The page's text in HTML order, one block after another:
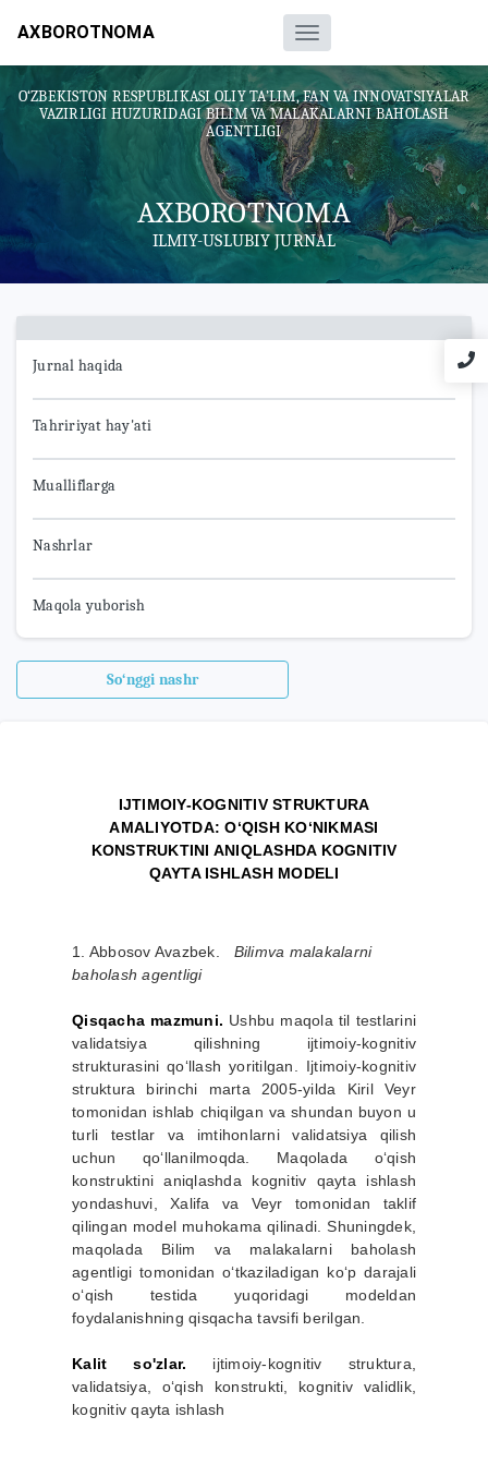
AXBOROTNOMA
O‘ZBEKISTON RESPUBLIKASI OLIY TA’LIM, FAN VA INNOVATSIYALAR
VAZIRLIGI HUZURIDAGI BILIM VA MALAKALARNI BAHOLASH
AGENTLIGI
AXBOROTNOMA
ILMIY-USLUBIY JURNAL
Jurnal haqida
Tahririyat hay'ati
Mualliflarga
Nashrlar
Maqola yuborish
So‘nggi nashr
IJTIMOIY-KOGNITIV STRUKTURA
AMALIYOTDA: O‘QISH KO‘NIKMASI
KONSTRUKTINI ANIQLASHDA KOGNITIV
QAYTA ISHLASH MODELI
1. Abbosov Avazbek. Bilimva malakalarni
baholash agentligi
Qisqacha mazmuni. Ushbu maqola til testlarini
validatsiya qilishning ijtimoiy-kognitiv
strukturasini qo‘llash yoritilgan. Ijtimoiy-kognitiv
struktura birinchi marta 2005-yilda Kiril Veyr
tomonidan ishlab chiqilgan va shundan buyon u
turli testlar va imtihonlarni validatsiya qilish
uchun qo‘llanilmoqda. Maqolada o‘qish
konstruktini aniqlashda kognitiv qayta ishlash
yondashuvi, Xalifa va Veyr tomonidan taklif
qilingan model muhokama qilinadi. Shuningdek,
maqolada Bilim va malakalarni baholash
agentligi tomonidan o‘tkaziladigan ko‘p darajali
o‘qish testida yuqoridagi modeldan
foydalanishning qisqacha tavsifi berilgan.
Kalit so'zlar. ijtimoiy-kognitiv struktura,
validatsiya, o‘qish konstrukti, kognitiv validlik,
kognitiv qayta ishlash